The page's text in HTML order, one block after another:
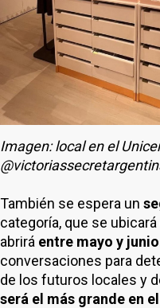
Imagen: local en el
También se espera un
categoría, que se ubicará
abrirá entre mayo y
conversaciones para
de los futuros locales y
será el más grande en